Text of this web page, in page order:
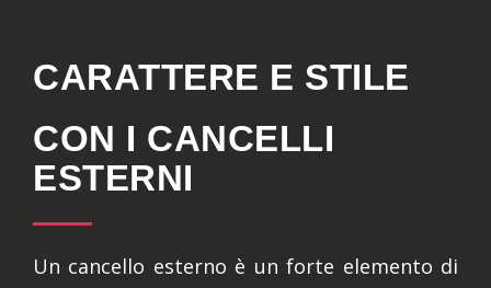
CARATTERE E STILE
CON I CANCELLI
ESTERNI
Un cancello esterno è un forte elemento di